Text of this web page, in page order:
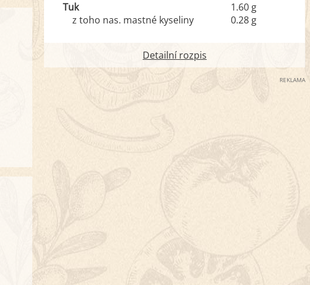
Tuk
z toho nas. mastné kyseliny
1.60 g
0.28 g
Detailní rozpis
REKLAMA